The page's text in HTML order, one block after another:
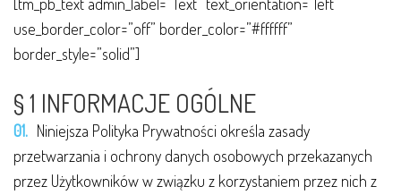
use_border_color=”off” border_color=”#ffffff”
border_style=”solid”]
§ 1 INFORMACJE OGÓLNE
Niniejsza Polityka Prywatności określa zasady
przetwarzania i ochrony danych osobowych przekazanych
przez Użytkowników w związku z korzystaniem przez nich z